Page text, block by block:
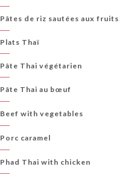
Pâtes de riz sautées aux
Plats Thaï
Pâte Thai végétarien
Pâte Thai au bœuf
Beef with vegetables
Porc caramel
Phad Thai with chicken